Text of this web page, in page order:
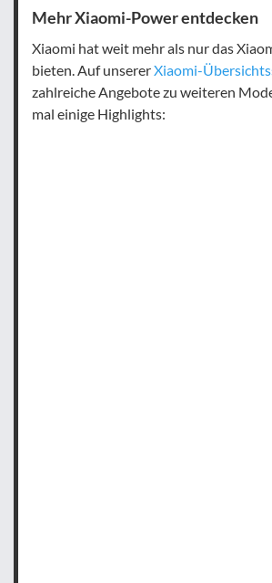
Mehr Xiaomi-Power entdecken
Xiaomi hat weit mehr als nur das
bieten. Auf unsererXiaomi-
zahlreiche Angebote zu weiteren
mal einige Highlights: